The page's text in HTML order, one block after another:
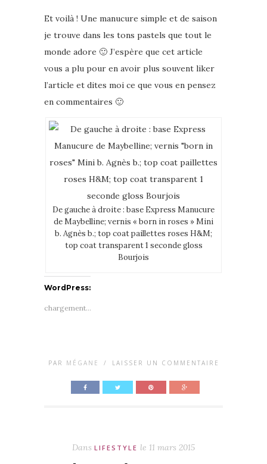
Et voilà ! Une manucure simple et de saison
je trouve dans les tons pastels que tout le
monde adore 🙂 J’espère que cet article
vous a plu pour en avoir plus souvent liker
l’article et dites moi ce que vous en pensez
en commentaires 🙂
De gauche à droite : base Express Manucure
de Maybelline; vernis « born in roses » Mini
b. Agnès b.; top coat paillettes roses H&M;
top coat transparent 1 seconde gloss
Bourjois
WordPress:
chargement…
PAR MÉGANE / LAISSER UN COMMENTAIRE
Dans LIFESTYLE le 11 mars 2015